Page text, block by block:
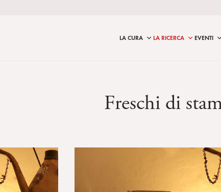
LA CURA LA RICERCA EVENTI
Freschi di